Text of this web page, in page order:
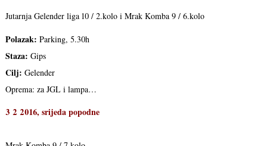
Jutarnja Gelender liga 10 / 2.kolo i Mrak Komba 9 / 6.kolo
Polazak: Parking, 5.30h
Staza: Gips
Cilj: Gelender
Oprema: za JGL i lampa…
3 2 2016, srijeda popodne